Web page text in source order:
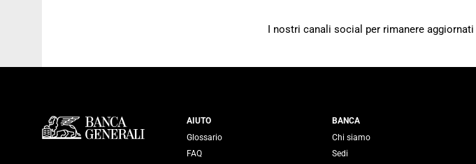
I nostri canali social per rimanere
Servizi Banca Generali
AIUTO
Glossario
FAQ
BANCA
Chi siamo
Sedi